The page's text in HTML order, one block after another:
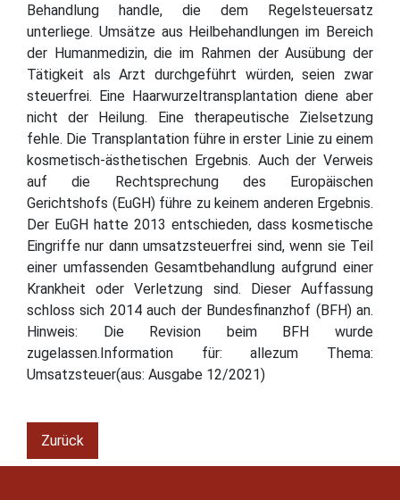
Behandlung handle, die dem Regelsteuersatz
unterliege. Umsätze aus Heilbehandlungen im Bereich
der Humanmedizin, die im Rahmen der Ausübung der
Tätigkeit als Arzt durchgeführt würden, seien zwar
steuerfrei. Eine Haarwurzeltransplantation diene aber
nicht der Heilung. Eine therapeutische Zielsetzung
fehle. Die Transplantation führe in erster Linie zu einem
kosmetisch-ästhetischen Ergebnis. Auch der Verweis
auf die Rechtsprechung des Europäischen
Gerichtshofs (EuGH) führe zu keinem anderen Ergebnis.
Der EuGH hatte 2013 entschieden, dass kosmetische
Eingriffe nur dann umsatzsteuerfrei sind, wenn sie Teil
einer umfassenden Gesamtbehandlung aufgrund einer
Krankheit oder Verletzung sind. Dieser Auffassung
schloss sich 2014 auch der Bundesfinanzhof (BFH) an.
Hinweis: Die Revision beim BFH wurde
zugelassen.Information für: allezum Thema:
Umsatzsteuer(aus: Ausgabe 12/2021)
Zurück